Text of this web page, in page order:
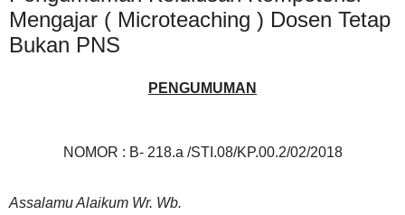
Mengajar ( Microteaching ) Dosen Tetap
Bukan PNS
PENGUMUMAN
NOMOR : B- 218.a /STI.08/KP.00.2/02/2018
Assalamu Alaikum Wr. Wb.